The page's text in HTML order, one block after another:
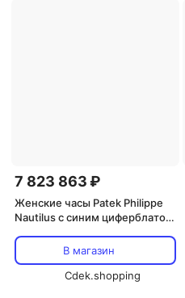
7 823 863 ₽
Женские часы Patek Philippe
Nautilus с синим циферблатом
В магазин
Cdek.shopping